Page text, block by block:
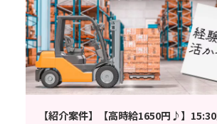
【紹介案件】【高時給1650円♪】